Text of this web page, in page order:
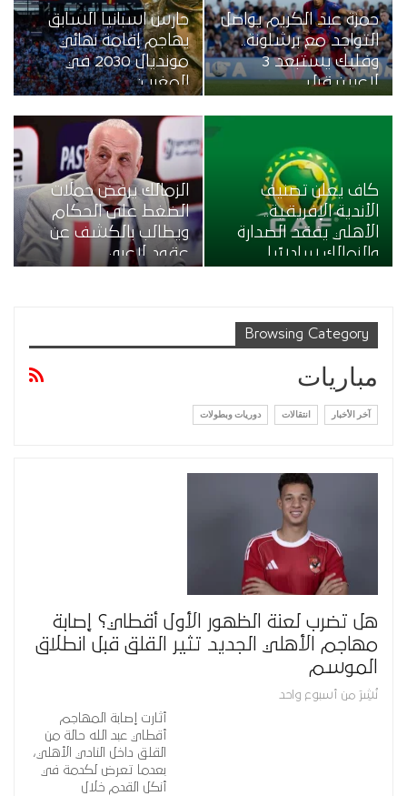
حمزة عبد الكريم يواصل
التواجد مع برشلونة..
وفليك يستبعد 3
لاعبين قبل…
حارس اسبانيا السابق
يهاجم إقامة نهائي
مونديال 2030 في
المغرب:…
كاف يعلن تصنيف
الأندية الإفريقية..
الأهلي يفقد الصدارة
والزمالك سادسًا…
الزمالك يرفض حملات
الضغط على الحكام
ويطالب بالكشف عن
عقود لاعبي…
Browsing Category
مباريات
آخر الأخبار انتقالات دوريات وبطولات
هل تضرب لعنة الظهور الأول أقطاي؟ إصابة
مهاجم الأهلي الجديد تثير القلق قبل انطلاق
الموسم
نُشِرَ من أسبوع واحد
أثارت إصابة المهاجم
أقطاي عبد الله حالة من
القلق داخل النادي الأهلي،
بعدما تعرض لكدمة في
أنكل القدم خلال